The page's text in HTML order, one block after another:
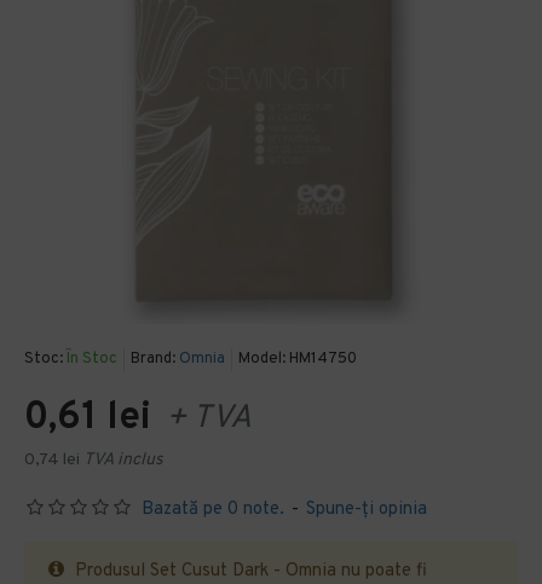
Stoc: În Stoc Brand: Omnia Model: HM14750
Bazată pe 0 note. - Spune-ţi opinia
0,61 lei + TVA
0,74 lei TVA inclus
Produsul Set Cusut Dark - Omnia nu poate fi